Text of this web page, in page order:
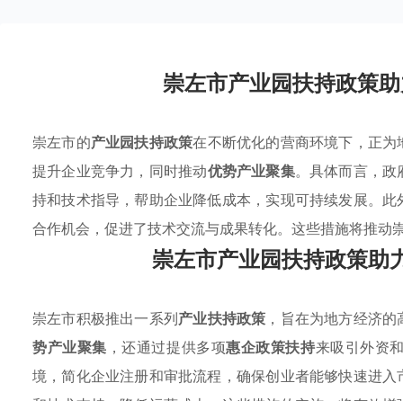
崇左市产业园扶持政策
崇左市的产业园扶持政策在不断优化的营商环境下，正
提升企业竞争力，同时推动优势产业聚集。具体而言，政
持和技术指导，帮助企业降低成本，实现可持续发展。
合作机会，促进了技术交流与成果转化。这些措施将推
崇左市产业园扶持政策助
崇左市积极推出一系列产业扶持政策 ，旨在为地方经济
势产业聚集 ，还通过提供多项惠企政策扶持来吸引外资
境，简化企业注册和审批流程，确保创业者能够快速进